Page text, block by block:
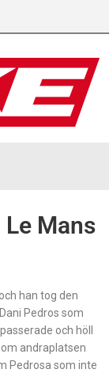
Mans
han tog den
Pedros som
och höll
andraplatsen
Pedrosa som inte